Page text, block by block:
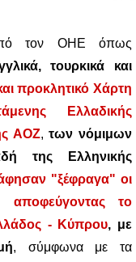
τον ΟΗΕ όπως
τουρκικά και
προκλητικό Χάρτη
Ελλαδικής
ΑΟΖ,των νόμιμων
της Ελληνικής
"ξέφραγα" οι
αποφεύγοντας το
- Κύπρου, με
, σύμφωνα με τα